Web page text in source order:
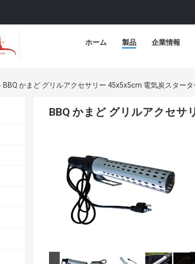
ホーム 製品 企業情報
BBQ かまど グリルアクセサリー 45x5x5cm 電気炭スタータ
BBQ かまど グリルアクセサ